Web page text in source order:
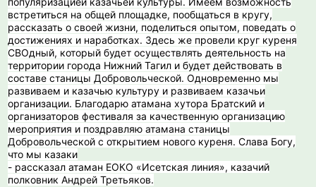
встретиться на общей площадке, пообщаться в кругу,
рассказать о своей жизни, поделиться опытом, поведать о
достижениях и наработках. Здесь же провели круг куреня
СВОдный, который будет осуществлять деятельность на
территории города Нижний Тагил и будет действовать в
составе станицы Добровольческой. Одновременно мы
развиваем и казачью культуру и развиваем казачьи
организации. Благодарю атамана хутора Братский и
организаторов фестиваля за качественную организацию
мероприятия и поздравляю атамана станицы
Добровольческой с открытием нового куреня. Слава Богу,
что мы казаки
- рассказал атаман ЕОКО «Исетская линия», казачий
полковник Андрей Третьяков.